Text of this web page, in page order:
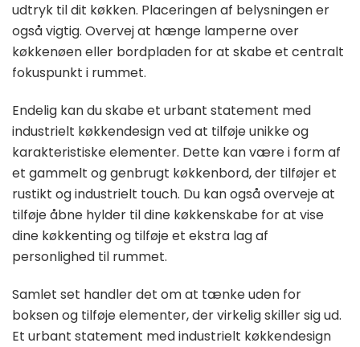
udtryk til dit køkken. Placeringen af belysningen er
også vigtig. Overvej at hænge lamperne over
køkkenøen eller bordpladen for at skabe et centralt
fokuspunkt i rummet.
Endelig kan du skabe et urbant statement med
industrielt køkkendesign ved at tilføje unikke og
karakteristiske elementer. Dette kan være i form af
et gammelt og genbrugt køkkenbord, der tilføjer et
rustikt og industrielt touch. Du kan også overveje at
tilføje åbne hylder til dine køkkenskabe for at vise
dine køkkenting og tilføje et ekstra lag af
personlighed til rummet.
Samlet set handler det om at tænke uden for
boksen og tilføje elementer, der virkelig skiller sig ud.
Et urbant statement med industrielt køkkendesign